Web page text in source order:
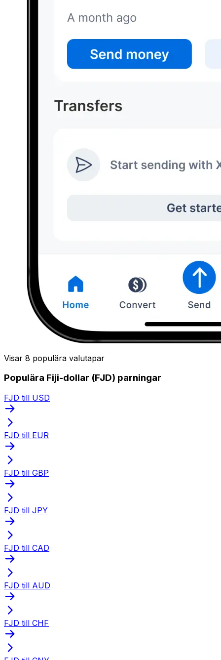
Visar 8 populära valutapar
Populära Fiji-dollar (FJD) parningar
FJD till USD
FJD till EUR
FJD till GBP
FJD till JPY
FJD till CAD
FJD till AUD
FJD till CHF